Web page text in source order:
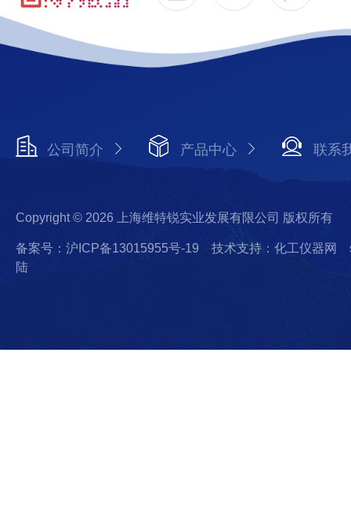
公司简介 产品中心 联系
Copyright © 2026 上海维特锐实业发展有限公司 版权所有
备案号：沪ICP备13015955号-19 技术支持：化工仪器网
陆